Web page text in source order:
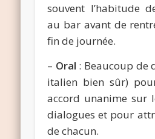
souvent l’habitude
au bar avant de
fin de journée.
– Oral : Beaucoup de
italien bien sûr)
accord unanime sur
dialogues et pour
de chacun.